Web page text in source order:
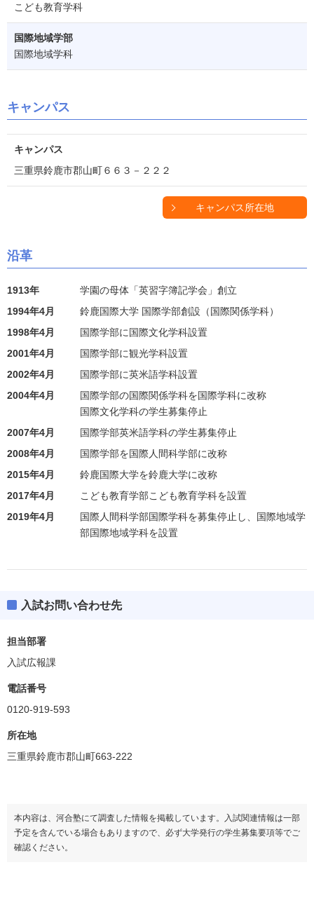
こども教育学科
国際地域学部
国際地域学科
キャンパス
キャンパス
三重県鈴鹿市郡山町６６３－２２２
キャンパス所在地
沿革
1913年
学園の母体「英習字簿記学会」創立
1994年4月
鈴鹿国際大学 国際学部創設（国際関係学科）
1998年4月
国際学部に国際文化学科設置
2001年4月
国際学部に観光学科設置
2002年4月
国際学部に英米語学科設置
2004年4月
国際学部の国際関係学科を国際学科に改称
国際文化学科の学生募集停止
2007年4月
国際学部英米語学科の学生募集停止
2008年4月
国際学部を国際人間科学部に改称
2015年4月
鈴鹿国際大学を鈴鹿大学に改称
2017年4月
こども教育学部こども教育学科を設置
2019年4月
国際人間科学部国際学科を募集停止し、国際地域学
部国際地域学科を設置
入試お問い合わせ先
担当部署
入試広報課
電話番号
0120-919-593
所在地
三重県鈴鹿市郡山町663-222
本内容は、河合塾にて調査した情報を掲載しています。入試関連情報は一部
予定を含んでいる場合もありますので、必ず大学発行の学生募集要項等でご
確認ください。